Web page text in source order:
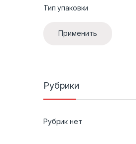
Тип упаковки
Применить
Рубрики
Рубрик нет